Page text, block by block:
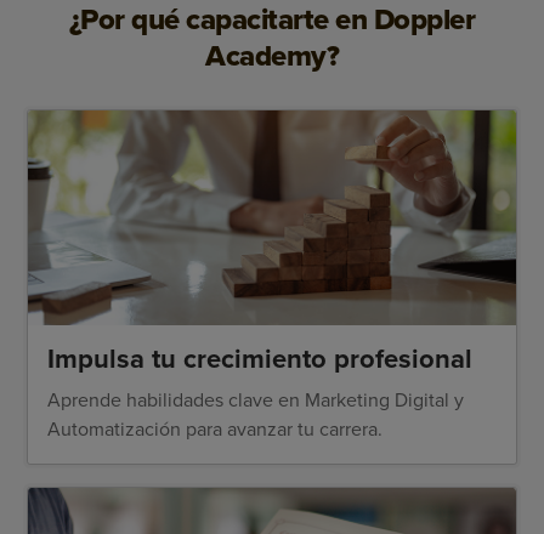
¿Por qué capacitarte en Doppler
Academy?
Impulsa tu crecimiento profesional
Aprende habilidades clave en Marketing Digital y
Automatización para avanzar tu carrera.